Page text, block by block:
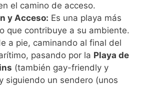
el camino de acceso.
y Acceso: Es una playa más
que contribuye a su ambiente.
a pie, caminando al final del
pasando por la Playa de
(también gay-friendly y
siguiendo un sendero (unos